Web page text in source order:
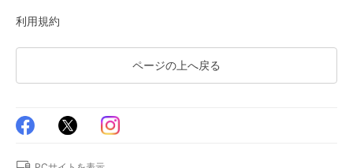
利用規約
ページの上へ戻る